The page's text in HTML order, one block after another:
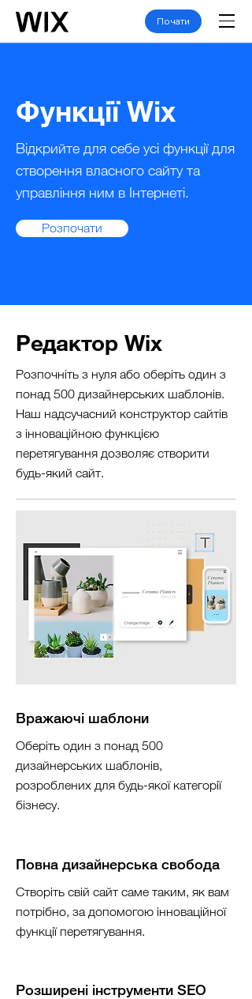
Почати
Функції Wix
Відкрийте для себе усі функції для
створення власного сайту та
управління ним в Інтернеті.
Розпочати
Оберіть один з понад 500
дизайнерських шаблонів,
розроблених для будь-якої категорії
бізнесу.
Вражаючі шаблони
Створіть свій сайт саме таким, як вам
потрібно, за допомогою інноваційної
функції перетягування.
Повна дизайнерська свобода
Розширені інструменти SEO
Редактор Wix
Розпочніть з нуля або оберіть один з
понад 500 дизайнерських шаблонів.
Наш надсучасний конструктор сайтів
з інноваційною функцією
перетягування дозволяє створити
будь-який сайт.